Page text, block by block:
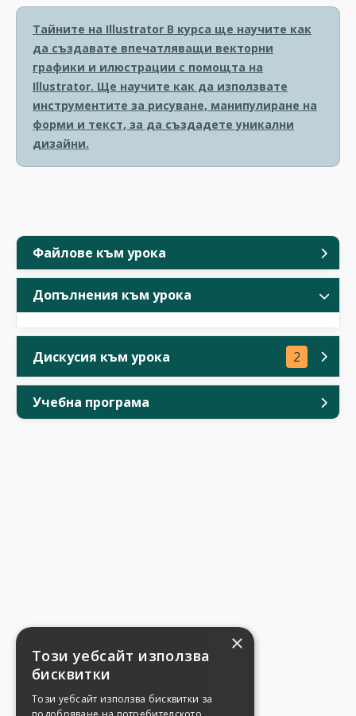
Файлове към урока
Допълнения към урока
Дискусия към урока 2
Учебна програма
Тайните на Illustrator В курса ще научите как
да създавате впечатляващи векторни
графики и илюстрации с помощта на
Illustrator. Ще научите как да използвате
инструментите за рисуване, манипулиране на
форми и текст, за да създадете уникални
дизайни.
×
Този уебсайт използва
бисквитки
Този уебсайт използва бисквитки за